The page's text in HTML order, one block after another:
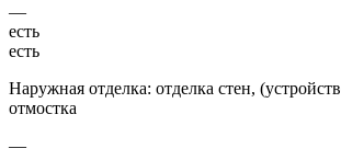
—
есть
есть
Наружная отделка: отделка стен,
отмостка
—